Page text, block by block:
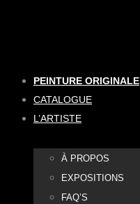
PEINTURE ORIGINALE
CATALOGUE
L’ARTISTE
À PROPOS
EXPOSITIONS
FAQ’S